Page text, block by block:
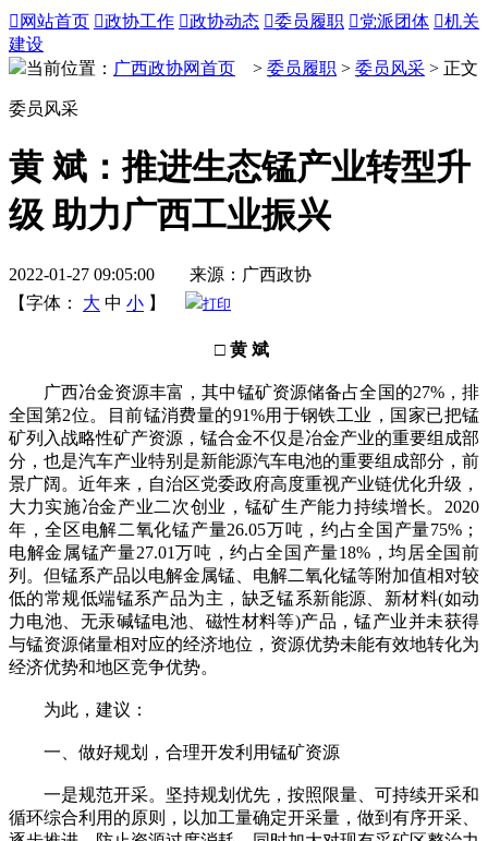
 网站首页 政协工作 政协动态 委员履职 党派团体 机关
建设
当前位置： 广西政协网首页 > 委员履职 > 委员风采 > 正文
委员风采
黄 斌：推进生态锰产业转型升
级 助力广西工业振兴
2022-01-27 09:05:00 来源：广西政协
【字体：
大 中 小 】 打印
□ 黄 斌
广西冶金资源丰富，其中锰矿资源储备占全国的27%，排
全国第2位。目前锰消费量的91%用于钢铁工业，国家已把锰
矿列入战略性矿产资源，锰合金不仅是冶金产业的重要组成部
分，也是汽车产业特别是新能源汽车电池的重要组成部分，前
景广阔。近年来，自治区党委政府高度重视产业链优化升级，
大力实施冶金产业二次创业，锰矿生产能力持续增长。2020
年，全区电解二氧化锰产量26.05万吨，约占全国产量75%；
电解金属锰产量27.01万吨，约占全国产量18%，均居全国前
列。但锰系产品以电解金属锰、电解二氧化锰等附加值相对较
低的常规低端锰系产品为主，缺乏锰系新能源、新材料(如动
力电池、无汞碱锰电池、磁性材料等)产品，锰产业并未获得
与锰资源储量相对应的经济地位，资源优势未能有效地转化为
经济优势和地区竞争优势。
为此，建议：
一、做好规划，合理开发利用锰矿资源
一是规范开采。坚持规划优先，按照限量、可持续开采和
循环综合利用的原则，以加工量确定开采量，做到有序开采、